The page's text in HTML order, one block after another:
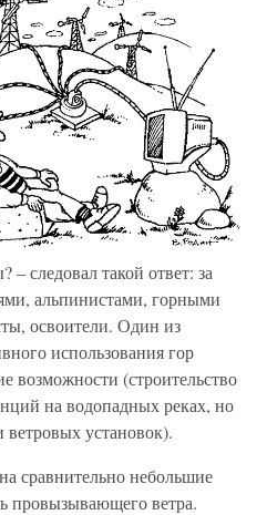
– следовал такой ответ: за
альпинистами, горными
освоители. Один из
использования гор
возможности (строительство
на водопадных реках, но
установок).
сравнительно небольшие
провызывающего ветра.